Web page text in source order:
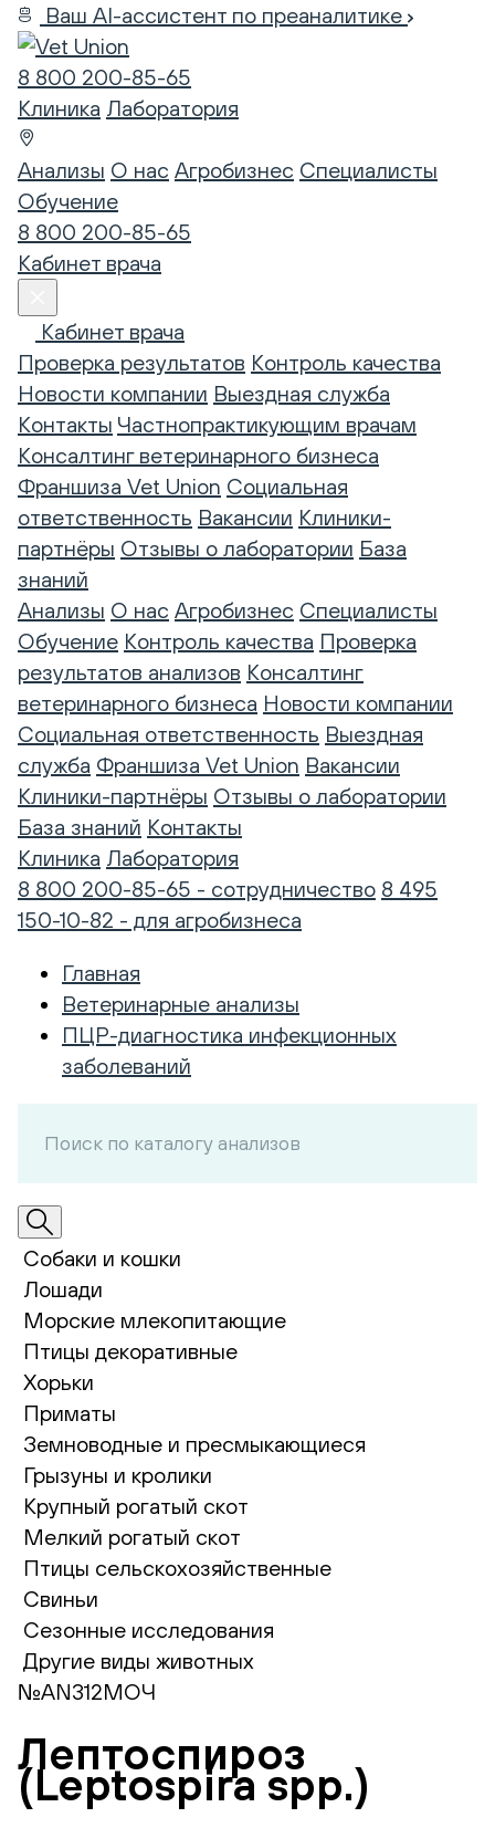
Ваш AI-ассистент по преаналитике
8 800 200-85-65
Клиника Лаборатория
Анализы О нас Агробизнес Специалисты
Обучение
8 800 200-85-65
Кабинет врача
Кабинет врача
Проверка результатов Контроль качества
Новости компании Выездная служба
Контакты Частнопрактикующим врачам
Консалтинг ветеринарного бизнеса
Франшиза Vet Union Социальная
ответственность Вакансии Клиники-
партнёры Отзывы о лаборатории База
знаний
Анализы О нас Агробизнес Специалисты
Обучение Контроль качества Проверка
результатов анализов Консалтинг
ветеринарного бизнеса Новости компании
Социальная ответственность Выездная
служба Франшиза Vet Union Вакансии
Клиники-партнёры Отзывы о лаборатории
База знаний Контакты
Клиника Лаборатория
8 800 200-85-65 - сотрудничество 8 495
150-10-82 - для агробизнеса
Главная
Ветеринарные анализы
ПЦР-диагностика инфекционных
заболеваний
Собаки и кошки
Лошади
Морские млекопитающие
Птицы декоративные
Хорьки
Приматы
Земноводные и пресмыкающиеся
Грызуны и кролики
Крупный рогатый скот
Мелкий рогатый скот
Птицы сельскохозяйственные
Свиньи
Сезонные исследования
Другие виды животных
№AN312МОЧ
Лептоспироз
(Leptospira spp.)